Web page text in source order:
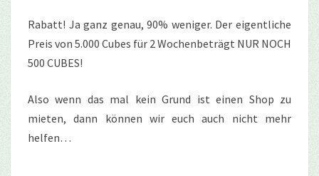
Rabatt! Ja ganz genau, 90% weniger. Der eigentliche
Preis von 5.000 Cubes für 2 Wochenbeträgt NUR NOCH
500 CUBES!
Also wenn das mal kein Grund ist einen Shop zu
mieten, dann können wir euch auch nicht mehr
helfen…